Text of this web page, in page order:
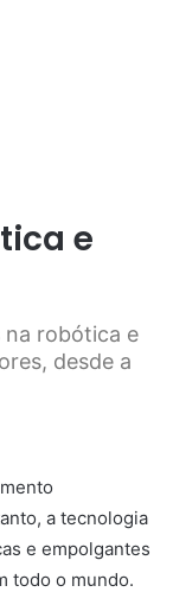
e
na robótica e
desde a
a tecnologia
e empolgantes
todo o mundo.